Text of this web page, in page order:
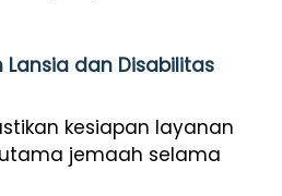
Lansia dan Disabilitas
kesiapan layanan
jemaah selama